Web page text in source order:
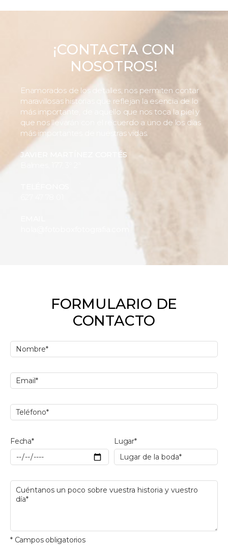
¡CONTACTA CON
NOSOTROS!
Enamorados de los detalles, nos permiten contar
maravillosas historias que reflejan la esencia de lo
más importante, de aquello que nos toca la piel y
que nos llevarán con el recuerdo a uno de los días
más importantes de nuestras vidas.
JAVIER MARTÍNEZ CORTÉS
FORMULARIO DE
CONTACTO
Fecha* Lugar*
* Campos obligatorios